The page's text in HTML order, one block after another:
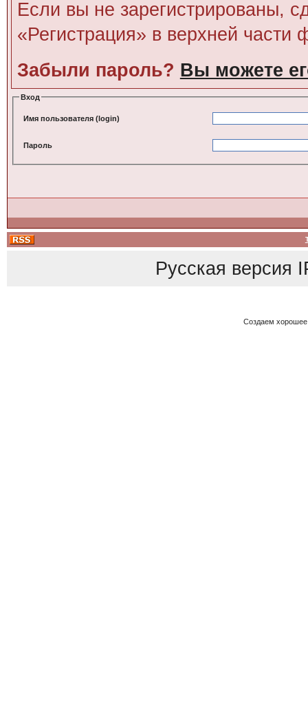
Если вы не зарегистрированы,
«Регистрация» в верхней части
Забыли пароль? Вы можете
Вход
Имя пользователя (login)
Пароль
Русская версия
Создаем